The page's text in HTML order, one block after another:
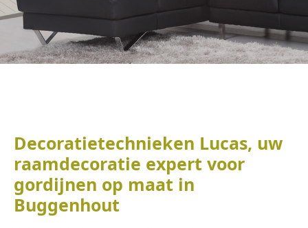
Decoratietechnieken Lucas, uw
raamdecoratie expert voor
gordijnen op maat in
Buggenhout